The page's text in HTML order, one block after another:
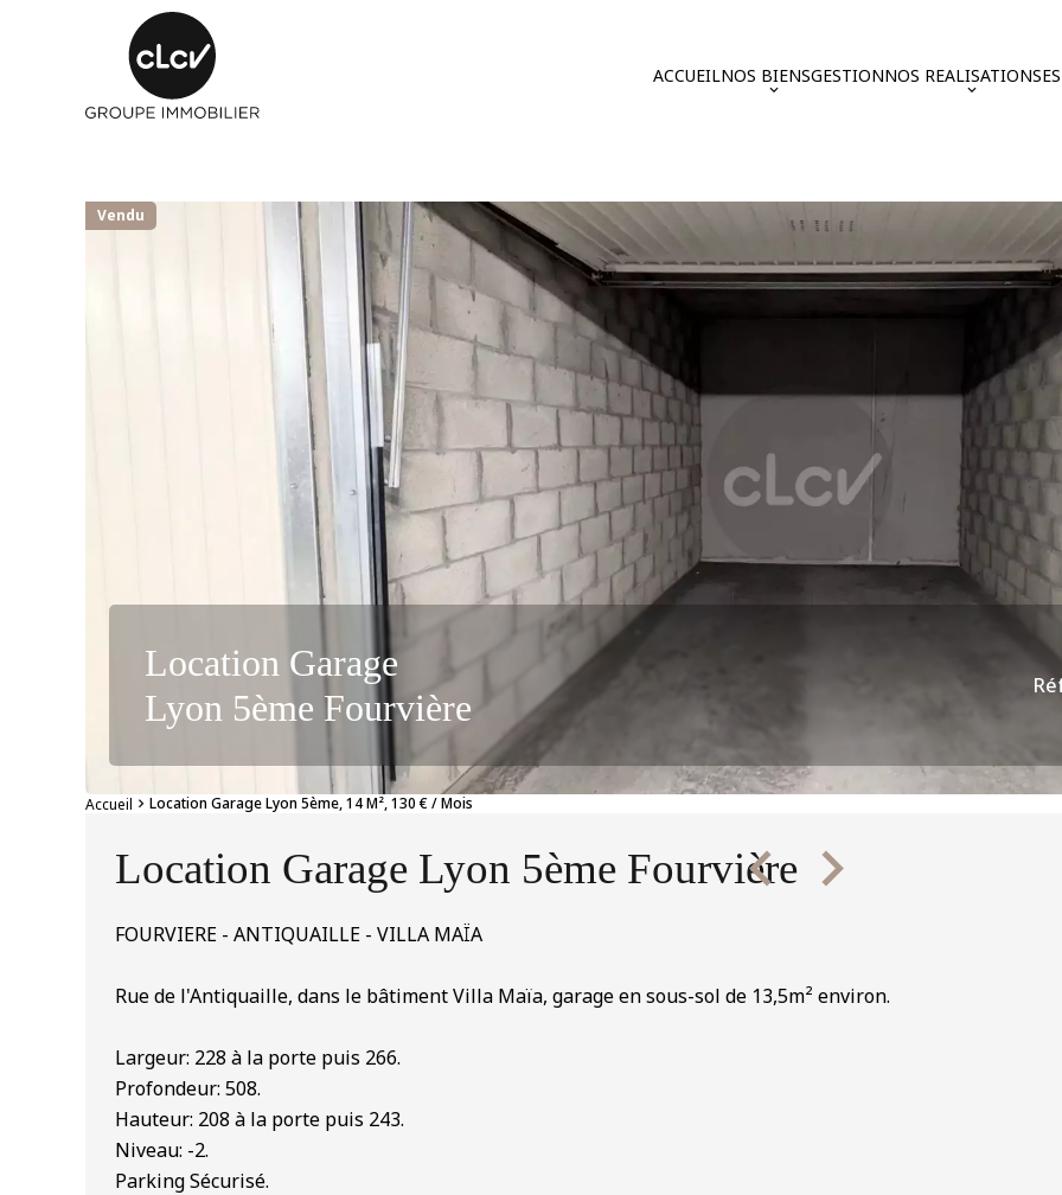
ACCUEILNOS BIENSGESTIONNOS REALISATIONS
Vendu
Location Garage
Lyon 5ème Fourvière
Accueil Location Garage Lyon 5ème, 14 M², 130 € / Mois
Location Garage Lyon 5ème Fourvière
FOURVIERE - ANTIQUAILLE - VILLA MAÏA
Rue de l'Antiquaille, dans le bâtiment Villa Maïa, garage en sous-sol de 13,5m² environ.
Largeur: 228 à la porte puis 266.
Profondeur: 508.
Hauteur: 208 à la porte puis 243.
Niveau: -2.
Parking Sécurisé.